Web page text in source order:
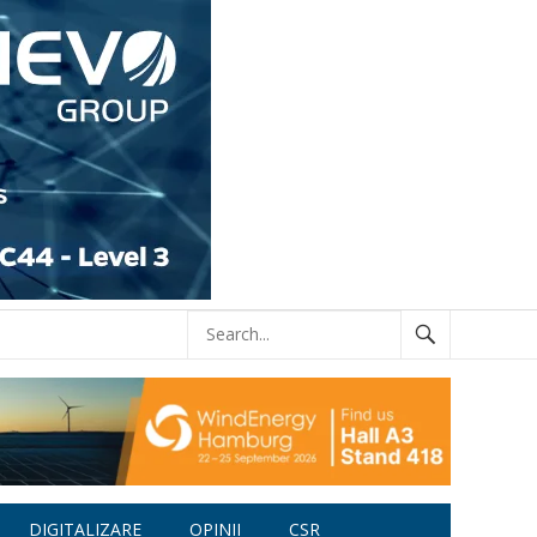
DIGITALIZARE OPINII CSR